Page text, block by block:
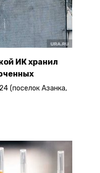
ИК хранил
(поселок Азанка,